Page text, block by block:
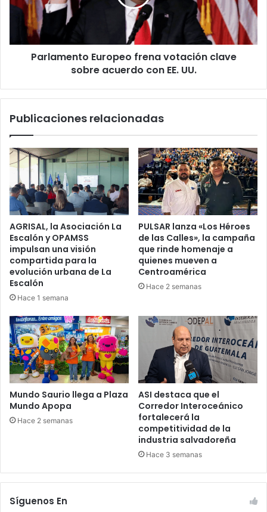
sobre
acuerdo
EE.
Parlamento Europeo frena votación clave
sobre acuerdo con EE. UU.
Publicaciones relacionadas
AGRISAL, la Asociación La
Escalón y OPAMSS
impulsan una visión
compartida para la
evolución urbana de La
Escalón
Hace 1 semana
PULSAR lanza «Los Héroes
de las Calles», la campaña
que rinde homenaje a
quienes mueven a
Centroamérica
Hace 2 semanas
Mundo Saurio llega a Plaza
Mundo Apopa
Hace 2 semanas
ASI destaca que el
Corredor Interoceánico
fortalecerá la
competitividad de la
industria salvadoreña
Hace 3 semanas
Síguenos En